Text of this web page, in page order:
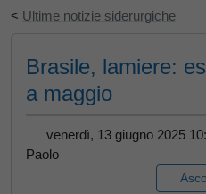
< Ultime notizie siderurgiche
Brasile, lamiere:
a maggio
venerdì, 13 giugno 2025
Paolo